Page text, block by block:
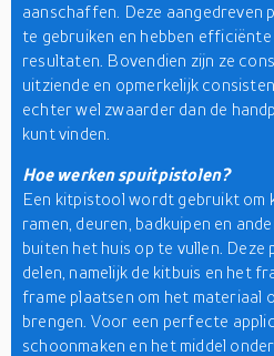
aanschaffen. Deze aangedreven
te gebruiken en hebben
resultaten. Bovendien zijn ze
uitziende en opmerkelijk
echter wel zwaarder dan de
kunt vinden.
Hoe werken spuitpistolen?
Een kitpistool wordt gebruikt om
ramen, deuren, badkuipen en
buiten het huis op te vullen.
delen, namelijk de kitbuis en het
frame plaatsen om het materiaal
brengen. Voor een perfecte
schoonmaken en het middel